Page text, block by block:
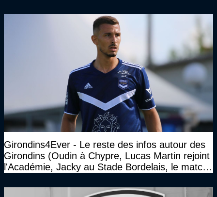
Girondins4Ever - Le reste des infos autour des
Girondins (Oudin à Chypre, Lucas Martin rejoint
l'Académie, Jacky au Stade Bordelais, le match